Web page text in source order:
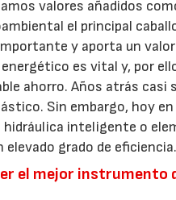
valores añadidos
el principal
y aporta un valor
es vital y, por
ahorro. Años atrás casi
Sin embargo, hoy
inteligente o
grado de eficiencia.
el mejor